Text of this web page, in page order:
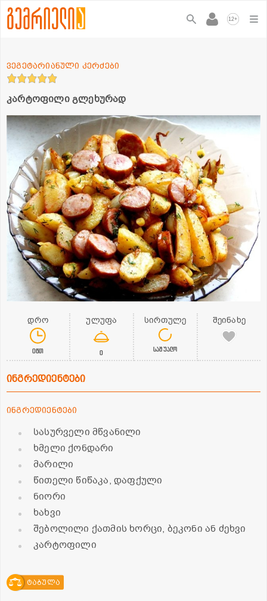
12+
კარტოფილი გლეხურად
ვეგეტარიანული კერძები
დრო
0წთ
ულუფა
0
სირთულე
საშუალო
შეინახე
ინგრედიენტები
ინგრედიენტები
სასურველი მწვანილი
ხმელი ქონდარი
მარილი
წითელი წიწაკა, დაფქული
ნიორი
ხახვი
შებოლილი ქათმის ხორცი, ბეკონი ან ძეხვი
კარტოფილი
ტაბულა